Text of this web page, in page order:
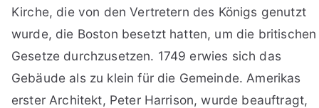
Kirche, die von den Vertretern des Königs genutzt
wurde, die Boston besetzt hatten, um die britischen
Gesetze durchzusetzen. 1749 erwies sich das
Gebäude als zu klein für die Gemeinde. Amerikas
erster Architekt, Peter Harrison, wurde beauftragt,